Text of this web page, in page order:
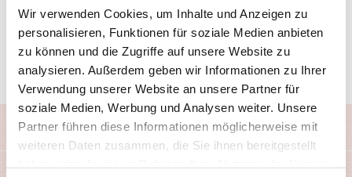
Wir verwenden Cookies, um Inhalte und Anzeigen zu
personalisieren, Funktionen für soziale Medien anbieten
zu können und die Zugriffe auf unsere Website zu
analysieren. Außerdem geben wir Informationen zu Ihrer
Verwendung unserer Website an unsere Partner für
soziale Medien, Werbung und Analysen weiter. Unsere
Partner führen diese Informationen möglicherweise mit
weiteren Daten zusammen, die Sie ihnen bereitgestellt
Stückchen „lesen“, mit welchem Baustein oder
Buchstaben sie aufhören. So buchstabiert man
der Reihe nach das ganze Gen durch.